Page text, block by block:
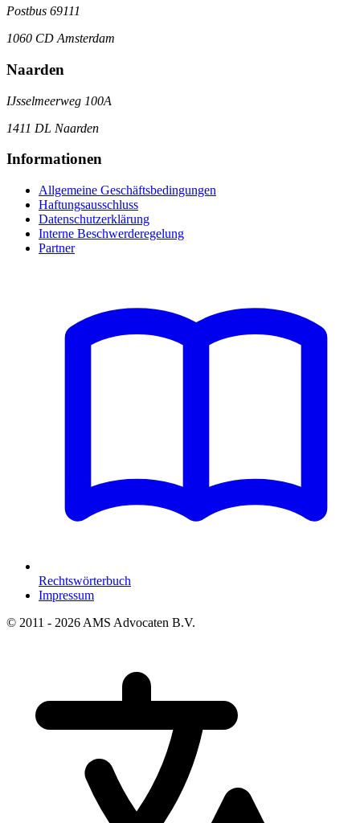
Postbus 69111
1060 CD Amsterdam
Naarden
IJsselmeerweg 100A
1411 DL Naarden
Informationen
Allgemeine Geschäftsbedingungen
Haftungsausschluss
Datenschutzerklärung
Interne Beschwerderegelung
Partner
Rechtswörterbuch
Impressum
© 2011 - 2026 AMS Advocaten B.V.